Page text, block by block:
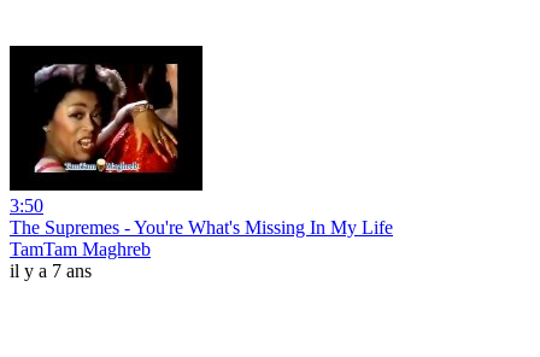
3:50
The Supremes - You're What's Missing In My Life
TamTam Maghreb
il y a 7 ans